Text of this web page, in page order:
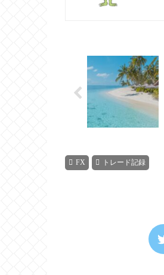
FX トレード記録